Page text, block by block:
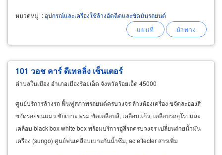
หมวดหมู่ : อุปกรณ์และเครื่องใช้ล้างอัดฉีดและขัดมันรถยนต์
101 วอช คาร์ ดีเทลลิ่ง เซ็นเตอร์
ตำบลในเมือง อำเภอเมืองร้อยเอ็ด จังหวัดร้อยเอ็ด 45000
ศูนย์บริการล้างรถ ฟื้นฟูสภาพรถยนต์ครบวงจร ล้างห้องเครื่อง ขจัดละอองสี
ขจัดรอยขนแมว ซักเบาะ พรม ขัดเคลือบสี, เคลือบแก้ว, เคลือบรถยุโรปและ
เคลือบ black box white box พร้อมบริการอู่สีรถครบวงจร เปลี่ยนถ่ายน้ำมัน
เครื่อง (sungo) ศูนย์พ่นเคลือบเบาะกันน้ำซึม, ac effecter สารเพิ่ม